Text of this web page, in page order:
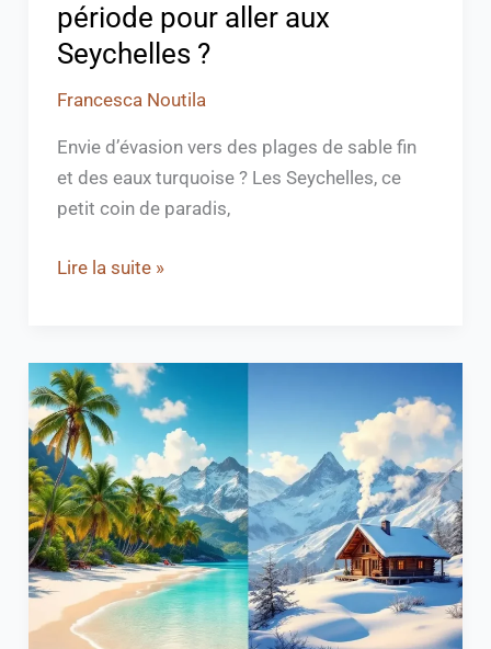
période pour aller aux
Seychelles ?
Francesca Noutila
Envie d’évasion vers des plages de sable fin
et des eaux turquoise ? Les Seychelles, ce
petit coin de paradis,
Lire la suite »
“Quelle
est
la
meilleure
destination
pour
partir
en
février